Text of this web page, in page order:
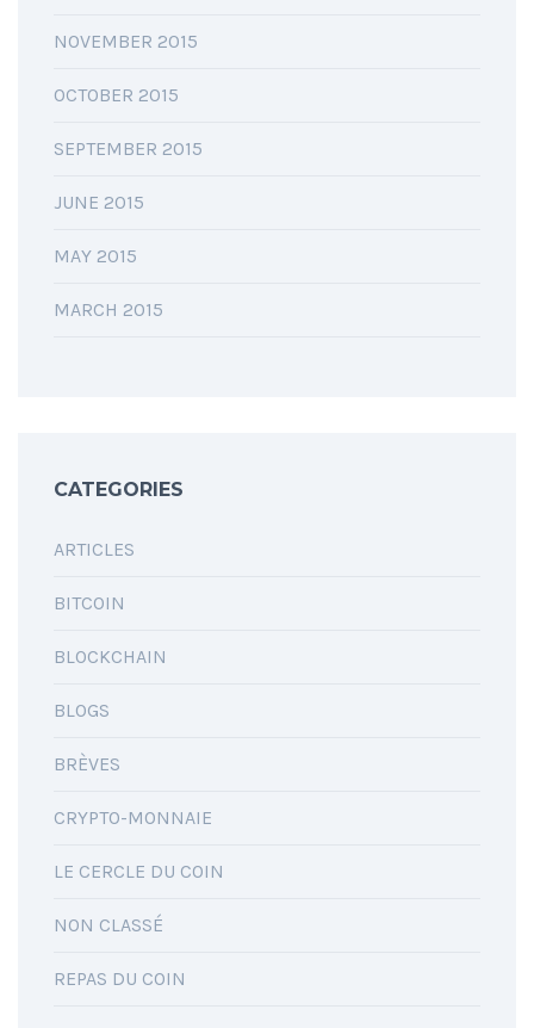
NOVEMBER 2015
OCTOBER 2015
SEPTEMBER 2015
JUNE 2015
MAY 2015
MARCH 2015
CATEGORIES
ARTICLES
BITCOIN
BLOCKCHAIN
BLOGS
BRÈVES
CRYPTO-MONNAIE
LE CERCLE DU COIN
NON CLASSÉ
REPAS DU COIN